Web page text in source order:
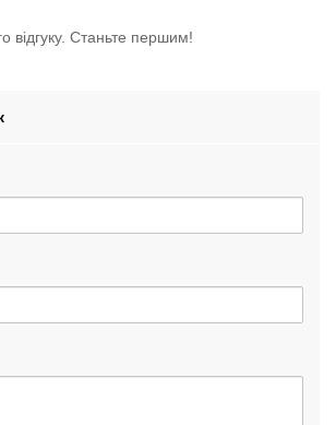
відгуку. Станьте першим!